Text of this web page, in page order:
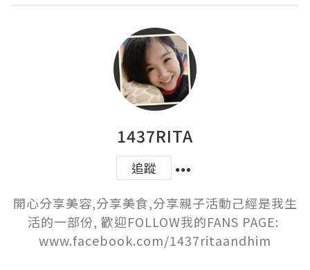
1437RITA
追蹤
開心分享美容,分享美食,分享親子活動己經是我生
活的一部份, 歡迎FOLLOW我的FANS PAGE:
www.facebook.com/1437ritaandhim